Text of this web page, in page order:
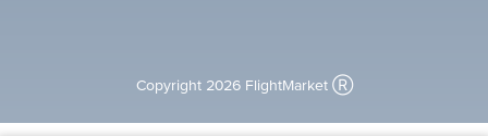
Copyright 2026 FlightMarket Ⓡ